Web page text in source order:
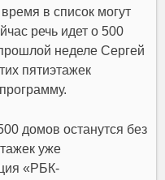
в список могут
речь идет о 500
неделе Сергей
пятиэтажек
домов останутся без
уже
«РБК-